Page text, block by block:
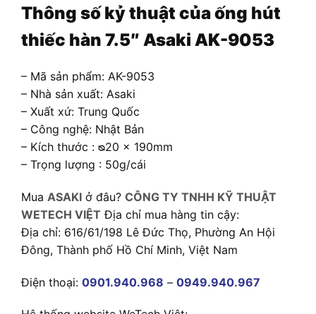
Thông số kỷ thuật của ống hút
thiếc hàn 7.5″ Asaki AK-9053
– Mã sản phẩm: AK-9053
– Nhà sản xuất: Asaki
– Xuất xứ: Trung Quốc
– Công nghệ: Nhật Bản
– Kích thước : ᴓ20 x 190mm
– Trọng lượng : 50g/cái
Mua ASAKI ở đâu? CÔNG TY TNHH KỸ THUẬT
WETECH VIỆT Địa chỉ mua hàng tin cậy:
Địa chỉ: 616/61/198 Lê Đức Thọ, Phường An Hội
Đông, Thành phố Hồ Chí Minh, Việt Nam
Điện thoại: 0901.940.968 – 0949.940.967